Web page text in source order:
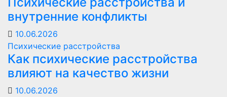
внутренние конфликты
10.06.2026
Психические расстройства
Как психические расстройства
влияют на качество жизни
10.06.2026